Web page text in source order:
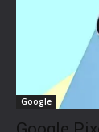
Google